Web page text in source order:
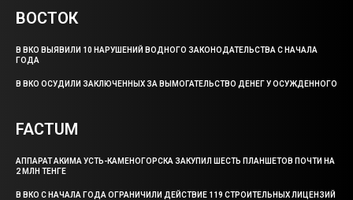
ВОСТОК
В ВКО ВЫЯВИЛИ 10 НАРУШЕНИЙ ВОДНОГО ЗАКОНОДАТЕЛЬСТВА С НАЧАЛА
ГОДА
В ВКО ОСУДИЛИ ЗАКЛЮЧЕННЫХ ЗА ВЫМОГАТЕЛЬСТВО ДЕНЕГ У ОСУЖДЕННОГО
FACTUM
АППАРАТ АКИМА УСТЬ-КАМЕНОГОРСКА ЗАКУПИЛ ШЕСТЬ ПЛАНШЕТОВ ПОЧТИ НА
2 МЛН ТЕНГЕ
В ВКО С НАЧАЛА ГОДА ОГРАНИЧИЛИ ДЕЙСТВИЕ 119 СТРОИТЕЛЬНЫХ ЛИЦЕНЗИЙ